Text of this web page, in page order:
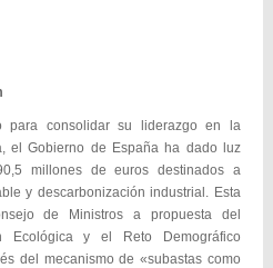
para consolidar su liderazgo en la
el Gobierno de España ha dado luz
millones de euros destinados a
y descarbonización industrial. Esta
de Ministros a propuesta del
Ecológica y el Reto Demográfico
del mecanismo de «subastas como